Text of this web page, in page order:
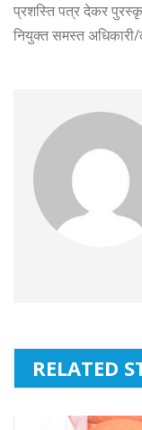
प्रशस्ति पत्र देकर
नियुक्त समस्त अधिकारी/
RELATED